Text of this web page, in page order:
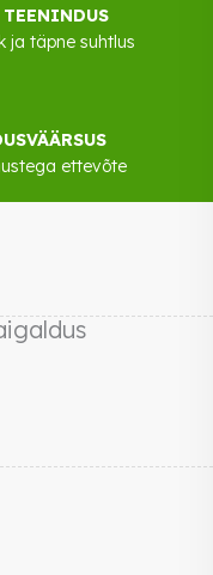
ja täpne suhtlus
ettevõte